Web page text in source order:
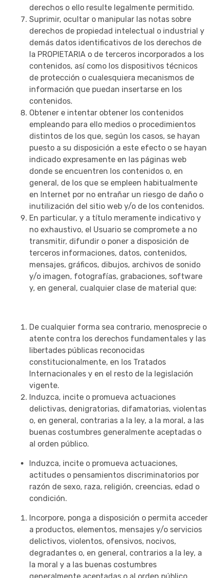
derechos o ello resulte legalmente permitido.
Suprimir, ocultar o manipular las notas sobre
derechos de propiedad intelectual o industrial y
demás datos identificativos de los derechos de
la PROPIETARIA o de terceros incorporados a los
contenidos, así como los dispositivos técnicos
de protección o cualesquiera mecanismos de
información que puedan insertarse en los
contenidos.
Obtener e intentar obtener los contenidos
empleando para ello medios o procedimientos
distintos de los que, según los casos, se hayan
puesto a su disposición a este efecto o se hayan
indicado expresamente en las páginas web
donde se encuentren los contenidos o, en
general, de los que se empleen habitualmente
en Internet por no entrañar un riesgo de daño o
inutilización del sitio web y/o de los contenidos.
En particular, y a título meramente indicativo y
no exhaustivo, el Usuario se compromete a no
transmitir, difundir o poner a disposición de
terceros informaciones, datos, contenidos,
mensajes, gráficos, dibujos, archivos de sonido
y/o imagen, fotografías, grabaciones, software
y, en general, cualquier clase de material que:
De cualquier forma sea contrario, menosprecie o
atente contra los derechos fundamentales y las
libertades públicas reconocidas
constitucionalmente, en los Tratados
Internacionales y en el resto de la legislación
vigente.
Induzca, incite o promueva actuaciones
delictivas, denigratorias, difamatorias, violentas
o, en general, contrarias a la ley, a la moral, a las
buenas costumbres generalmente aceptadas o
al orden público.
Induzca, incite o promueva actuaciones,
actitudes o pensamientos discriminatorios por
razón de sexo, raza, religión, creencias, edad o
condición.
Incorpore, ponga a disposición o permita acceder
a productos, elementos, mensajes y/o servicios
delictivos, violentos, ofensivos, nocivos,
degradantes o, en general, contrarios a la ley, a
la moral y a las buenas costumbres